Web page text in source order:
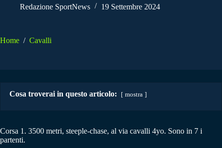
Redazione SportNews 19 Settembre 2024
Home / Cavalli
Cosa troverai in questo articolo: mostra
Corsa 1. 3500 metri, steeple-chase, al via cavalli 4yo. Sono in 7 i
partenti.